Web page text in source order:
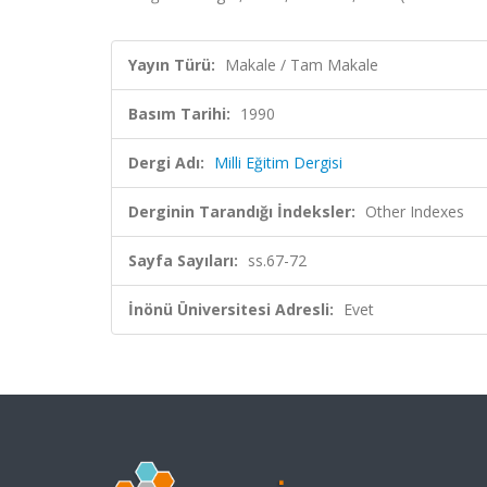
Yayın Türü: Makale / Tam Makale
Basım Tarihi: 1990
Dergi Adı: Milli Eğitim Dergisi
Derginin Tarandığı İndeksler: Other Indexes
Sayfa Sayıları: ss.67-72
İnönü Üniversitesi Adresli: Evet